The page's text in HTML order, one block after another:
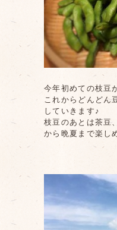
今年初めての枝豆
これからどんどん
していきます♪
枝豆のあとは茶豆
から晩夏まで楽し